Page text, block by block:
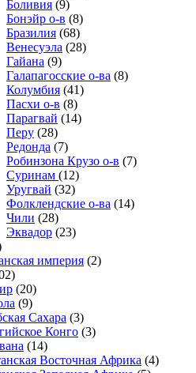
Боливия (9)
Бонэйр о-в (8)
Бразилия (68)
Венесуэла (28)
Гайана (9)
Галапагосские о-ва (8)
Колумбия (41)
Пасхи о-в (8)
Парагвай (14)
Перу (28)
Редонда (7)
Робинзона Крузо о-в (7)
Суринам (12)
Уругвай (32)
Фолклендские о-ва (14)
Чили (28)
Эквадор (23)
империя (2)
(20)
(9)
Сахара (3)
Конго (3)
(14)
Восточная Африка (4)